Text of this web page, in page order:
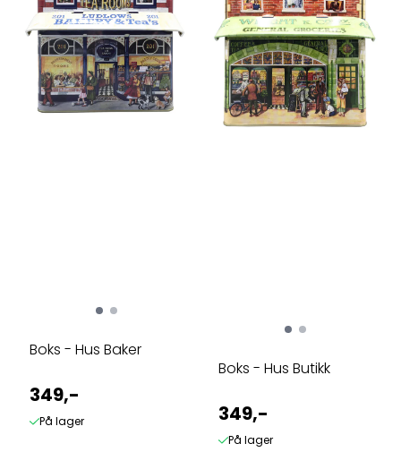
Boks - Hus Baker
349,-
På lager
Boks - Hus Butikk
349,-
På lager